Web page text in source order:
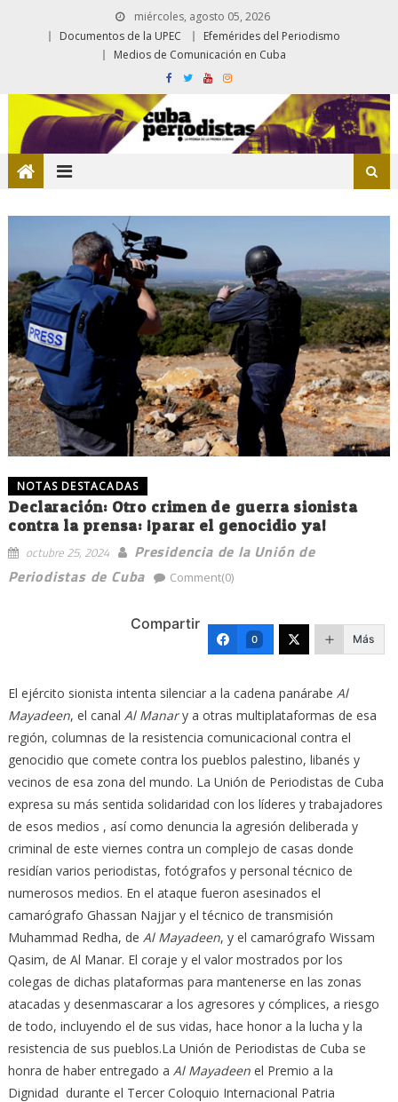
miércoles, agosto 05, 2026
Documentos de la UPEC
Efemérides del Periodismo
Medios de Comunicación en Cuba
NOTAS DESTACADAS
Declaración: Otro crimen de guerra sionista
contra la prensa: ¡parar el genocidio ya!
octubre 25, 2024
Presidencia de la Unión de
Periodistas de Cuba
Comment(0)
Compartir
0 Más
El ejército sionista intenta silenciar a la cadena panárabe Al
Mayadeen, el canal Al Manary a otras multiplataformas de esa
región, columnas de la resistencia comunicacional contra el
genocidio que comete contra los pueblos palestino, libanés y
vecinos de esa zona del mundo. La Unión de Periodistas de Cuba
expresa su más sentida solidaridad con los líderes y trabajadores
de esos medios , así como denuncia la agresión deliberada y
criminal de este viernes contra un complejo de casas donde
residían varios periodistas, fotógrafos y personal técnico de
numerosos medios. En el ataque fueron asesinados el
camarógrafo Ghassan Najjar y el técnico de transmisión
Muhammad Redha, de Al Mayadeen, y el camarógrafo Wissam
Qasim, de Al Manar. El coraje y el valor mostrados por los
colegas de dichas plataformas para mantenerse en las zonas
atacadas y desenmascarar a los agresores y cómplices, a riesgo
de todo, incluyendo el de sus vidas, hace honor a la lucha y la
resistencia de sus pueblos.La Unión de Periodistas de Cuba se
honra de haber entregado a Al Mayadeenel Premio a la
Dignidad durante el Tercer Coloquio Internacional Patria